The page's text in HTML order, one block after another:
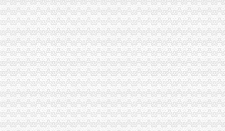
【重庆四度文化媒有限公司】重庆四度文化媒有限公司电话,重庆
海棠溪街道四公里街227、228号老旧小区环境及地面整改工程询价采
重庆海棠溪装修装饰
峡口镇王忠贵处不稳定斜坡抢险排危、海棠溪街道南坪东路530号不稳
华闻媒（000793）公告正文_财经_凤凰网
重庆市迪马实业股份有限公司关于2015年度日常关联交易的公告_网易
重庆市南岸区海棠溪小学校招标采购信息
海棠溪立交桥与烟雨路交叉口-城市吧街景地图
重庆市迪马实业股份有限公司2008年第三季度报告-新闻频道-和讯网
海棠溪财务公司
【重庆海棠溪理财服务招聘网_理财服务招聘信息】-重庆智联招聘
重庆南岸海棠溪企业财税培训,重庆南岸海棠溪财税培训,重庆南岸海